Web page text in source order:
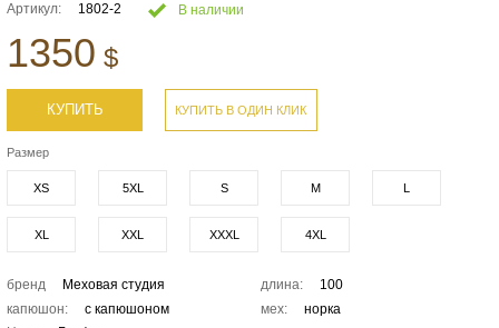
Артикул: 1802-2 В наличии
1350 $
КУПИТЬ КУПИТЬ В ОДИН КЛИК
Размер
XS 5XL S M L
XL XXL XXXL 4XL
бренд Меховая студия длина:
100
капюшон:
с капюшоном мех:
норка